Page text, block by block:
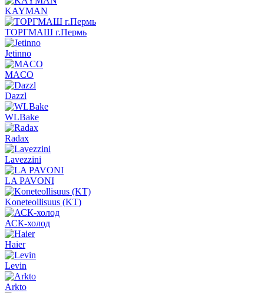
KAYMAN
ТОРГМАШ г.Пермь
Jetinno
MACO
Dazzl
WLBake
Radax
Lavezzini
LA PAVONI
Koneteollisuus (KT)
АСК-холод
Haier
Levin
Arkto